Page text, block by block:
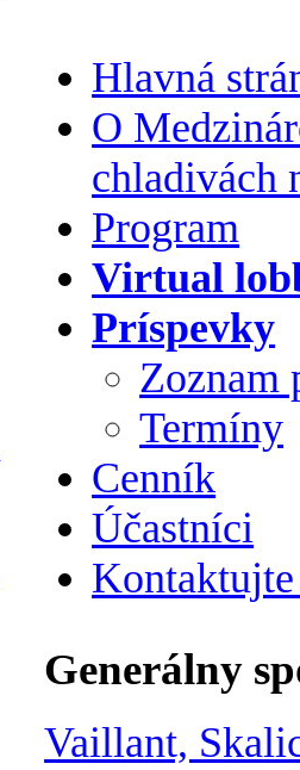
Hlavná
O
chladivách
Program
Virtual
Príspevky
Zoznam
Termíny
Cenník
Účastníci
Kontaktujte
Generálny
Vaillant,